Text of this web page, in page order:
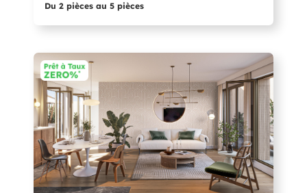
Du 2 pièces au 5 pièces